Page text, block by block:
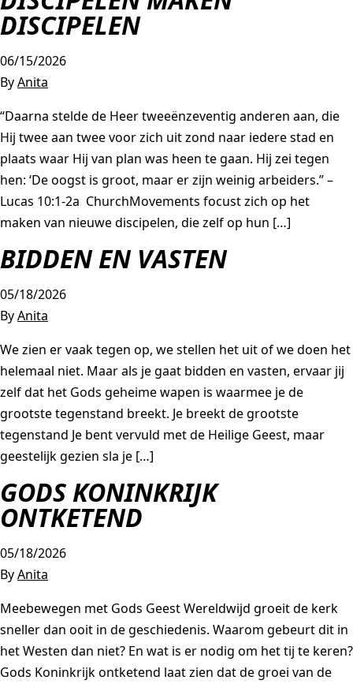
AGAPÈ
CHURCH MOVEMENTS
LEADER IMPACT NEXT
DISCIPELEN
06/15/2026
ByAnita
“Daarna stelde de Heer tweeënzeventig anderen aan, die
Hij twee aan twee voor zich uit zond naar iedere stad en
plaats waar Hij van plan was heen te gaan. Hij zei tegen
hen: ‘De oogst is groot, maar er zijn weinig arbeiders.” –
Lucas 10:1-2a ChurchMovements focust zich op het
maken van nieuwe discipelen, die zelf op hun […]
BIDDEN EN VASTEN
05/18/2026
ByAnita
We zien er vaak tegen op, we stellen het uit of we doen het
helemaal niet. Maar als je gaat bidden en vasten, ervaar jij
zelf dat het Gods geheime wapen is waarmee je de
grootste tegenstand breekt. Je breekt de grootste
tegenstand Je bent vervuld met de Heilige Geest, maar
geestelijk gezien sla je […]
GODS KONINKRIJK
ONTKETEND
05/18/2026
ByAnita
Meebewegen met Gods Geest Wereldwijd groeit de kerk
sneller dan ooit in de geschiedenis. Waarom gebeurt dit in
het Westen dan niet? En wat is er nodig om het tij te keren?
Gods Koninkrijk ontketend laat zien dat de groei van de